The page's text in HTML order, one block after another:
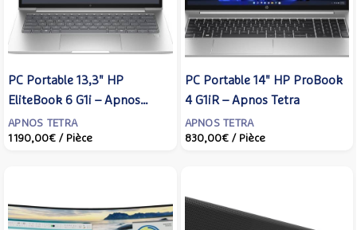
PC Portable 13,3" HP
EliteBook 6 G1i – Apnos
Tetra
APNOS TETRA
1 190,00€ / Pièce
PC Portable 14" HP ProBook
4 G1iR – Apnos Tetra
APNOS TETRA
830,00€ / Pièce